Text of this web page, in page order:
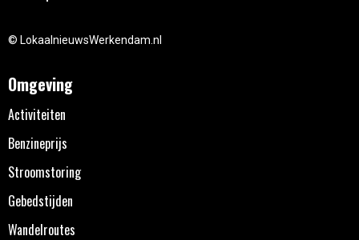
© LokaalnieuwsWerkendam.nl
Omgeving
Activiteiten
Benzineprijs
Stroomstoring
Gebedstijden
Wandelroutes